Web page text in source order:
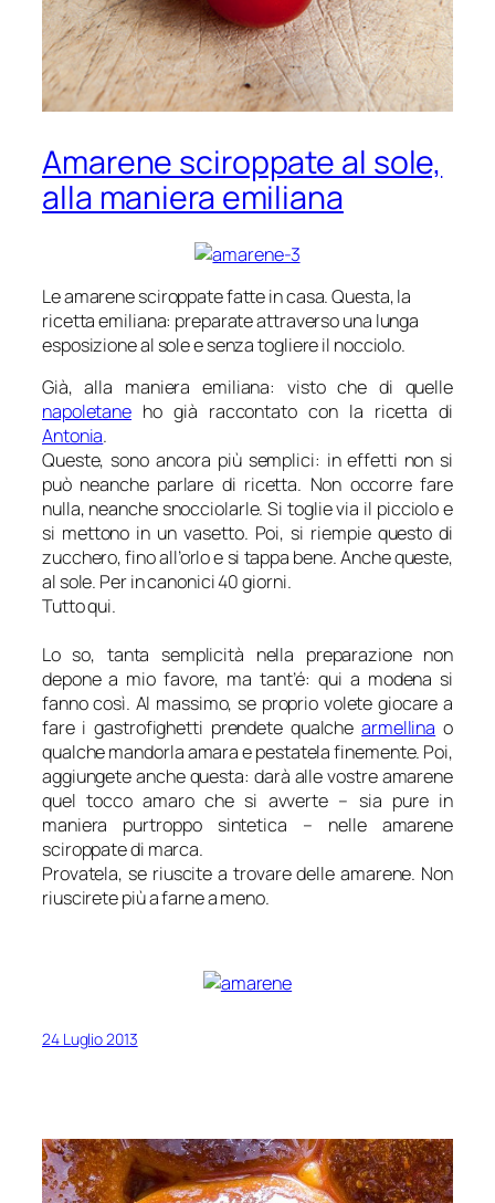
Amarene sciroppate al sole,
alla maniera emiliana
Le amarene sciroppate fatte in casa. Questa, la
ricetta emiliana: preparate attraverso una lunga
esposizione al sole e senza togliere il nocciolo.
Già, alla maniera emiliana: visto che di quelle
napoletane ho già raccontato con la ricetta di
Antonia.
Queste, sono ancora più semplici: in effetti non si
può neanche parlare di ricetta. Non occorre fare
nulla, neanche snocciolarle. Si toglie via il picciolo e
si mettono in un vasetto. Poi, si riempie questo di
zucchero, fino all’orlo e si tappa bene. Anche queste,
al sole. Per in canonici 40 giorni.
Tutto qui.
Lo so, tanta semplicità nella preparazione non
depone a mio favore, ma tant’é: qui a modena si
fanno così. Al massimo, se proprio volete giocare a
fare i gastrofighetti prendete qualchearmellina o
qualche mandorla amara e pestatela finemente. Poi,
aggiungete anche questa: darà alle vostre amarene
quel tocco amaro che si avverte – sia pure in
maniera purtroppo sintetica – nelle amarene
sciroppate di marca.
Provatela, se riuscite a trovare delle amarene. Non
riuscirete più a farne a meno.
24 Luglio 2013